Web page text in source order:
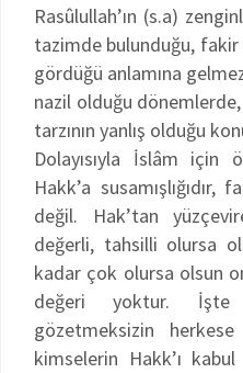
Rasûlullah’ın (s.a)
tazimde bulunduğu,
gördüğü anlamına
nazil olduğu
tarzının yanlış olduğu
Dolayısıyla İslâm
Hakk’a
değil. Hak’tan
değerli, tahsilli olursa
kadar çok olursa olsun
değeri yoktur.
gözetmeksizin
kimselerin Hakk’ı